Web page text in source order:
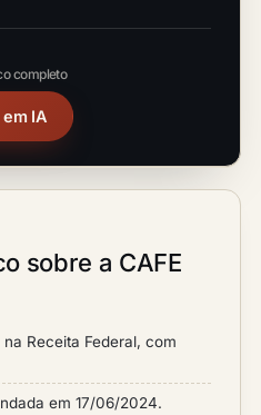
completo
IA
sobre a CAFE
na Receita Federal, com
em 17/06/2024.